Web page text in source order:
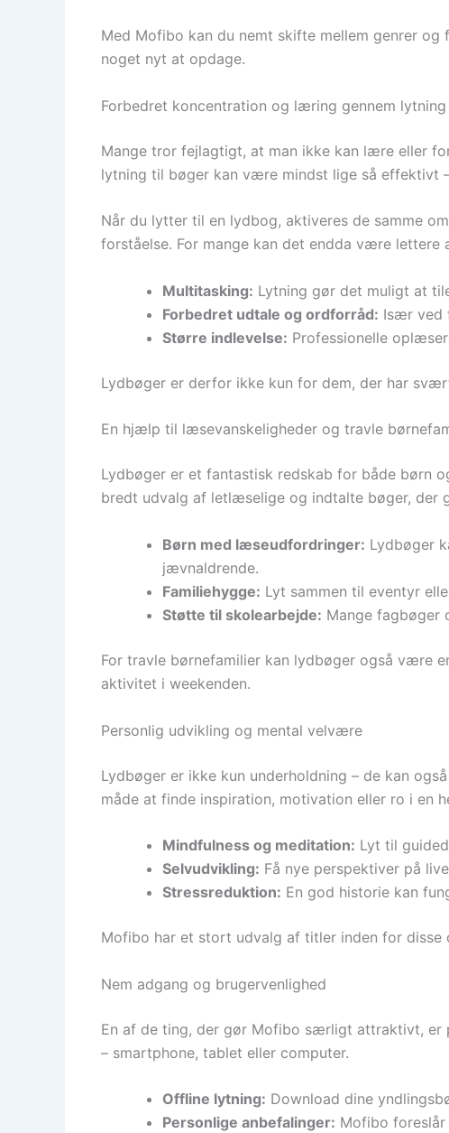
Med Mofibo kan du nemt skifte mellem genrer
noget nyt at opdage.
Forbedret koncentration og læring gennem lytning
Mange tror fejlagtigt, at man ikke kan lære eller
lytning til bøger kan være mindst lige så effektivt
Når du lytter til en lydbog, aktiveres de samme
forståelse. For mange kan det endda være
Multitasking: Lytning gør det muligt at
Forbedret udtale og ordforråd: Især ved
Større indlevelse: Professionelle
Lydbøger er derfor ikke kun for dem, der har
En hjælp til læsevanskeligheder og travle
Lydbøger er et fantastisk redskab for både børn
bredt udvalg af letlæselige og indtalte bøger, der
Børn med læseudfordringer: Lydbøger
jævnaldrende.
Familiehygge: Lyt sammen til eventyr
Støtte til skolearbejde: Mange fagbøger
For travle børnefamilier kan lydbøger også være
aktivitet i weekenden.
Personlig udvikling og mental velvære
Lydbøger er ikke kun underholdning – de kan
måde at finde inspiration, motivation eller ro i en
Mindfulness og meditation: Lyt til
Selvudvikling: Få nye perspektiver på
Stressreduktion: En god historie kan
Mofibo har et stort udvalg af titler inden for disse
Nem adgang og brugervenlighed
En af de ting, der gør Mofibo særligt attraktivt, er
– smartphone, tablet eller computer.
Offline lytning: Download dine
Personlige anbefalinger: Mofibo